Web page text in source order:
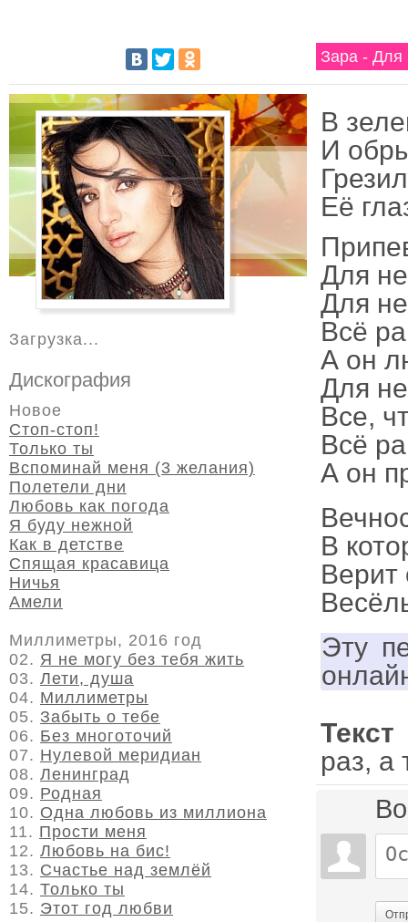
Зара - Для
В
И
Её
Для
Для
Всё
А он
Для
Все,
Всё
А он
В
Верит
Эту
раз, а
Загрузка...
Дискография
Новое
Стоп-стоп!
Только ты
Вспоминай меня (3 желания)
Полетели дни
Любовь как погода
Я буду нежной
Как в детстве
Спящая красавица
Ничья
Амели
Миллиметры, 2016 год
02. Я не могу без тебя жить
03. Лети, душа
04. Миллиметры
05. Забыть о тебе
06. Без многоточий
07. Нулевой меридиан
08. Ленинград
09. Родная
10. Одна любовь из миллиона
11. Прости меня
12. Любовь на бис!
13. Счастье над землёй
14. Только ты
15. Этот год любви